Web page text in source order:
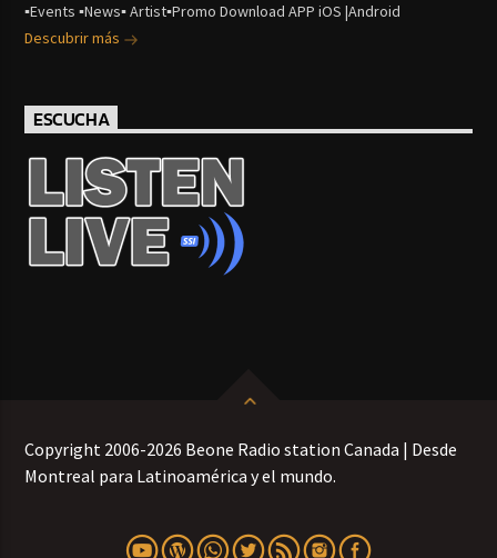
▪Events ▪News▪ Artist▪Promo Download APP iOS |Android
Descubrir más
ESCUCHA
Copyright 2006-2026 Beone Radio station Canada | Desde
Montreal para Latinoamérica y el mundo.